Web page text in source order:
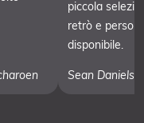
piccola
retrò e
disponibile.
Sean Daniels